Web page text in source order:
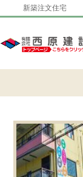
新築注文住宅